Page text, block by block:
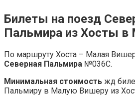
Билеты на поезд
Пальмира из Хосты
По маршруту Хоста – Малая
Северная Пальмира №036С.
Минимальная стоимость жд
Пальмиру в Малую Вишеру из